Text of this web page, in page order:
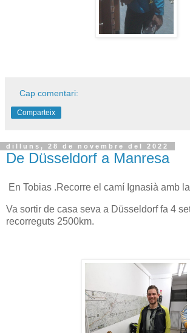
Cap comentari:
Comparteix
dilluns, 28 de novembre del 2022
De Düsseldorf a Manresa
En Tobias .Recorre el camí Ignasià amb
Va sortir de casa seva a Düsseldorf fa 4
recorreguts 2500km.